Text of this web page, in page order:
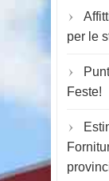
per le
Feste!